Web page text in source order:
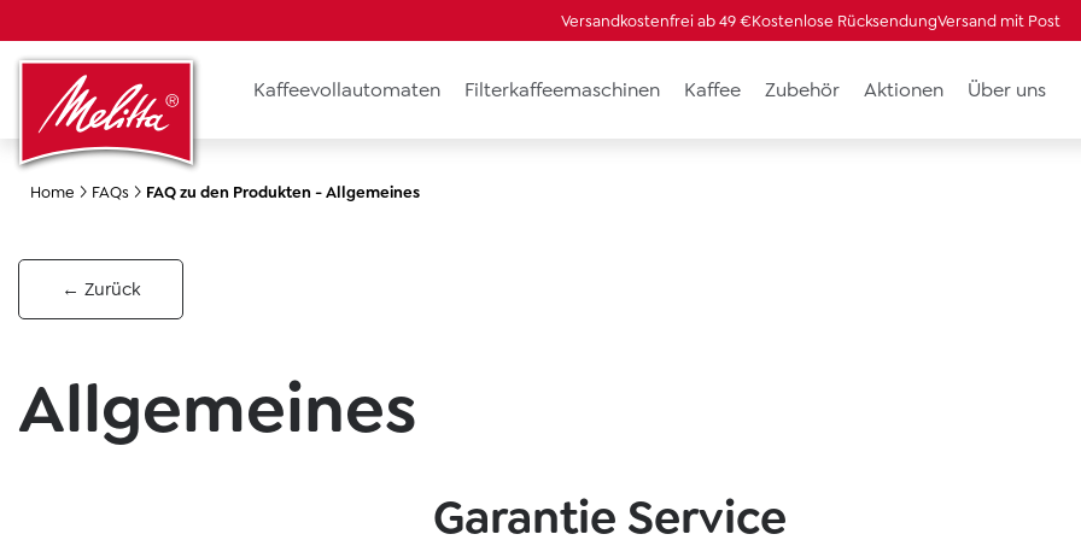
Versandkostenfrei ab 49 €Kostenlose RücksendungVersand mit Post
Kaffeevollautomaten Filterkaffeemaschinen Kaffee Zubehör Aktionen Über uns
Home FAQs FAQ zu den Produkten - Allgemeines
← Zurück
Allgemeines
Garantie Service